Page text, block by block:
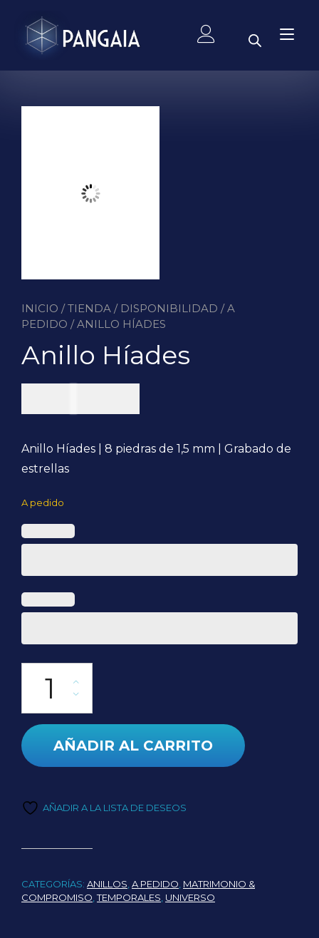
contenido
INICIO /TIENDA / DISPONIBILIDAD /A
PEDIDO / ANILLO HÍADES
Anillo Híades
Anillo Híades | 8 piedras de 1,5 mm | Grabado de
estrellas
A pedido
AÑADIR AL CARRITO
AÑADIR A LA LISTA DE DESEOS
CATEGORÍAS: ANILLOS A PEDIDO MATRIMONIO &
COMPROMISO ,TEMPORALES UNIVERSO